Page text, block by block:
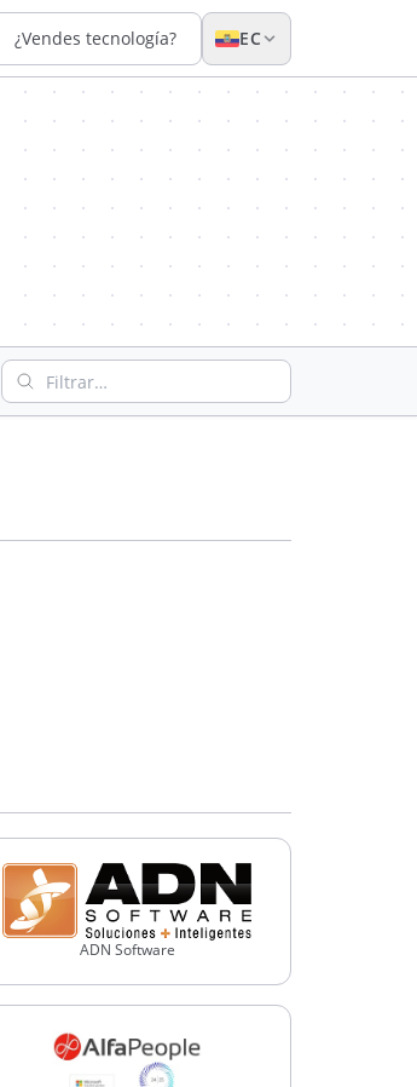
¿Vendes tecnología? EC
Filtrar empresas por nombre
ADN Software